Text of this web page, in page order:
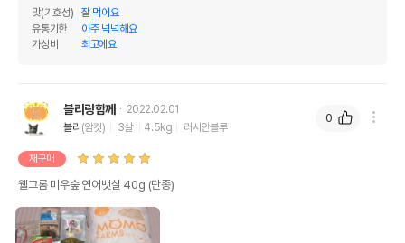
맛(기호성)
잘 먹어요
유통기한
아주 넉넉해요
가성비
최고에요
블리랑함께
2022.02.01
블리(암컷) 3살 4.5kg 러시안블루
재구매
웰그롬 미우숲 연어뱃살 40g (단종)
0